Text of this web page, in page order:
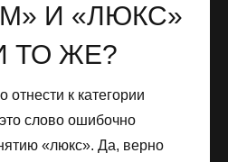
И «ЛЮКС»
ТО ЖЕ?
к категории
слово ошибочно
«люкс». Да, верно